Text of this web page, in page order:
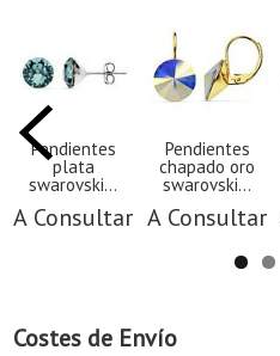
Costes de Envío
Pendientes
plata
swarovski...
A Consultar
Pendientes
chapado oro
swarovski...
A Consultar